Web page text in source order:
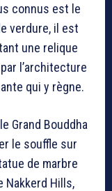
connus est le
verdure, il est
une relique
l’architecture
qui y règne.
Grand Bouddha
le souffle sur
de marbre
Nakkerd Hills,